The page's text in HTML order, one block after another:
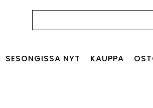
SESONGISSA NYT KAUPPA